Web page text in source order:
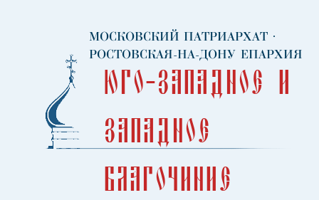
МОСКОВСКИЙ ПАТРИАРХАТ ·
РОСТОВСКАЯ-НА-ДОНУ ЕПАРХИЯ
Юго-Западное и
Западное
благочиние